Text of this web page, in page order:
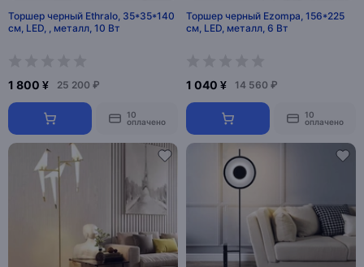
Торшер черный Ethralo, 35*35*140
см, LED, , металл, 10 Вт
1 800 ¥ 25 200 ₽
10
оплачено
Торшер черный Ezompa, 156*225
см, LED, металл, 6 Вт
1 040 ¥ 14 560 ₽
10
оплачено